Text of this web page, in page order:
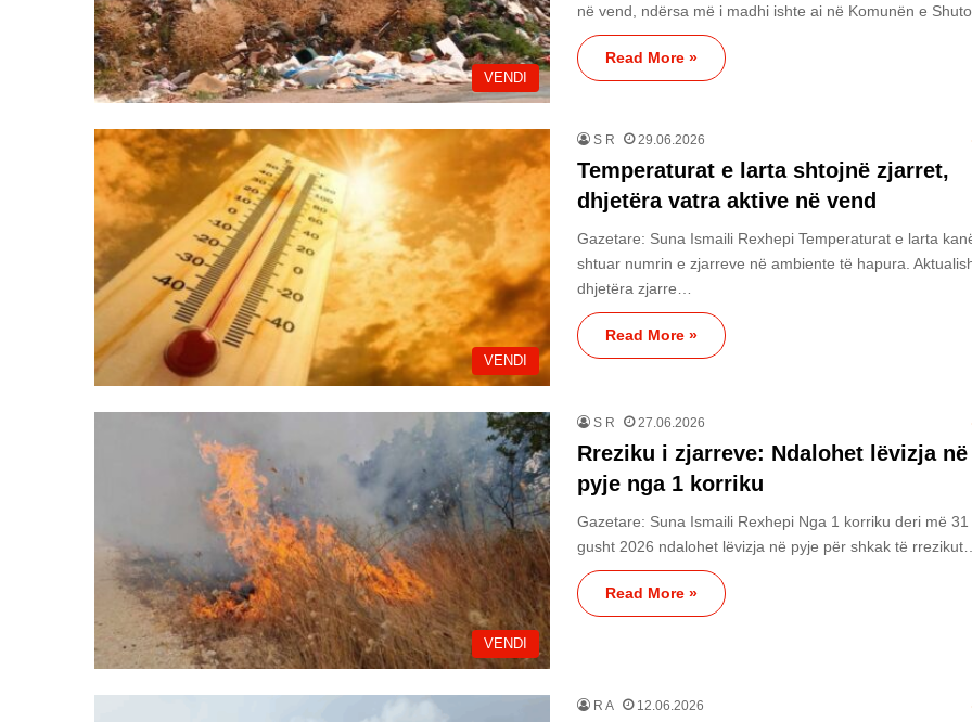
VENDI
në vend, ndërsa më i madhi ishte ai në Komunën e
Read More »
VENDI
S R 29.06.2026
Temperaturat e larta shtojnë zjarret,
dhjetëra vatra aktive në vend
Gazetare: Suna Ismaili Rexhepi Temperaturat e larta
shtuar numrin e zjarreve në ambiente të hapura.
dhjetëra zjarre…
Read More »
VENDI
S R 27.06.2026
Rreziku i zjarreve: Ndalohet lëvizja në
pyje nga 1 korriku
Gazetare: Suna Ismaili Rexhepi Nga 1 korriku deri më 31
gusht 2026 ndalohet lëvizja në pyje për shkak të rrezikut…
Read More »
R A 12.06.2026